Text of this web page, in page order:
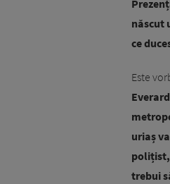
născut
ce
Este
uriaș
polițist,
trebui